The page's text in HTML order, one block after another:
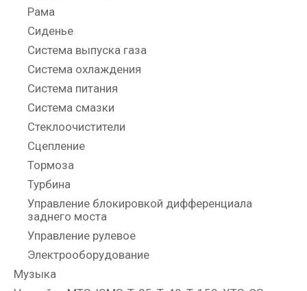
Рама
Сиденье
Система выпуска газа
Система охлаждения
Система питания
Система смазки
Стеклоочистители
Сцепление
Тормоза
Турбина
Управление блокировкой дифференциала
заднего моста
Управление рулевое
Электрооборудование
Музыка